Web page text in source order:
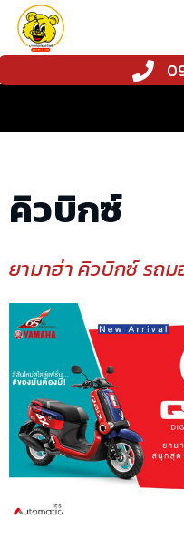
คิวบิกซ์
ยามาฮ่า คิวบิกซ์ รถ